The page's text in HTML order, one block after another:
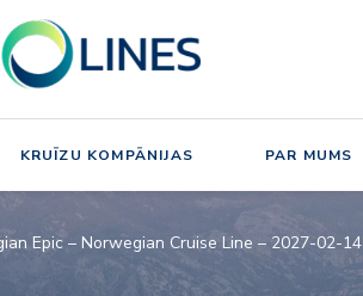
KRUĪZU KOMPĀNIJAS PAR MUMS
Epic – Norwegian Cruise Line – 2027-02-14